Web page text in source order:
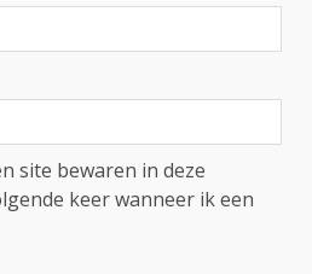
site bewaren in deze
keer wanneer ik een